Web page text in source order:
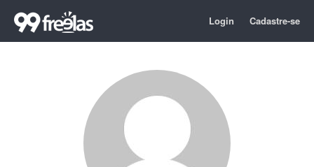
Login Cadastre-se